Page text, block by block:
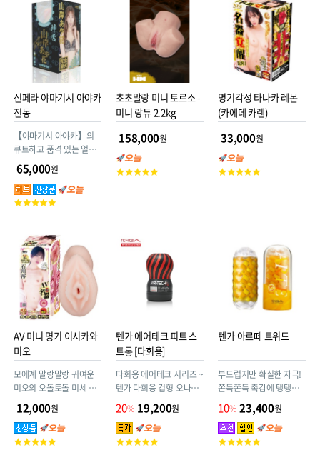
신페라 야마기시 아야카
전동
【야마기시 아야카】의
큐트하고 품격 있는 얼굴
을 최신 3D 스캔 기술로
완전 재현!
65,000원
고
초초말랑 미니 토르소 -
미니 랑듀 2.2kg
158,000원
고
명기각성 타나카 레몬
(카에데 카렌)
33,000원
고
AV 미니 명기 이시카와
미오
모에계 말랑말랑 귀여운
미오의 오돌토돌 미세 주
름 질을 끈적하고 부드러
운 소재로 재현했더니 귀
두와 음경이 동시에 자극
되어 순식간에 가버린다!?
12,000원
고
텐가 에어테크 피트 스
트롱 [다회용]
다회용 에어테크 시리즈 ~
텐가 다회용 컵형 오나홀
ATF-001B (에어테크 핏)
~ 핏한 사이즈. 하드한 촉
감. 여러번 재사용 가능!
20% 19,200원
고
텐가 아르떼 트위드
부드럽지만 확실한 자극!
쫀득쫀득 촉감에 탱탱하
고 탄력있는 쾌감의 텐가
아르떼
10% 23,400원
고